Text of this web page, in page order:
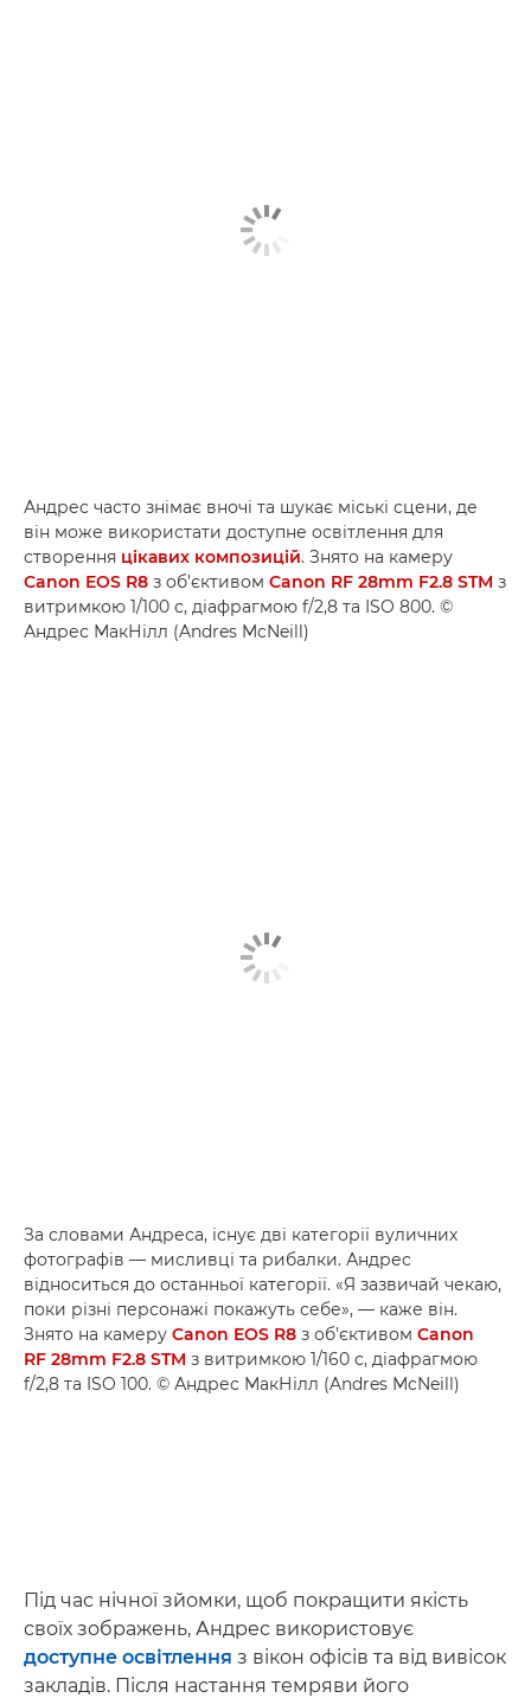
Андрес часто знімає вночі та шукає міські сцени, де
він може використати доступне освітлення для
створення цікавих композицій. Знято на камеру
Canon EOS R8 з об’єктивом Canon RF 28mm F2.8 STM з
витримкою 1/100 с, діафрагмою f/2,8 та ISO 800. ©
Андрес МакНілл (Andres McNeill)
За словами Андреса, існує дві категорії вуличних
фотографів — мисливці та рибалки. Андрес
відноситься до останньої категорії. «Я зазвичай чекаю,
поки різні персонажі покажуть себе», — каже він.
Знято на камеру Canon EOS R8 з об’єктивом Canon
RF 28mm F2.8 STM з витримкою 1/160 с, діафрагмою
f/2,8 та ISO 100. © Андрес МакНілл (Andres McNeill)
Під час нічної зйомки, щоб покращити якість
своїх зображень, Андрес використовує
доступне освітлення з вікон офісів та від вивісок
закладів. Після настання темряви його